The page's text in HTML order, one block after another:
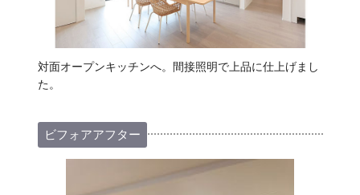
対面オープンキッチンへ。間接照明で上品に仕上げまし
た。
ビフォアアフター